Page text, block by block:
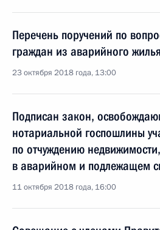
Перечень поручений по
граждан из аварийного жилья
23 октября 2018 года, 13:00
Подписан закон,
нотариальной госпошлины
по отчуждению
в аварийном и подлежащем
11 октября 2018 года, 16:00